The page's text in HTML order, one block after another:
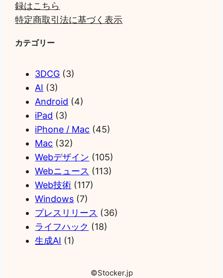
録はこちら
特定商取引法に基づく表示
カテゴリー
3DCG (3)
AI (3)
Android (4)
iPad (3)
iPhone / Mac (45)
Mac (32)
Webデザイン (105)
Webニュース (113)
Web技術 (117)
Windows (7)
プレスリリース (36)
ライフハック (18)
生成AI (1)
©Stocker.jp